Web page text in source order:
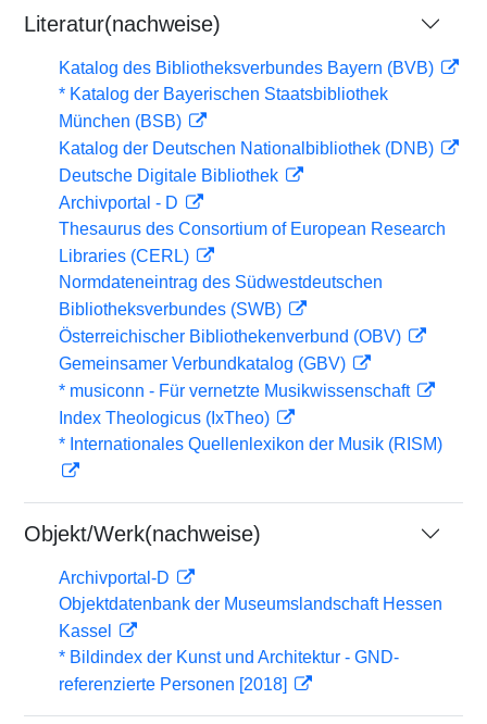
Literatur(nachweise)
Katalog des Bibliotheksverbundes Bayern (BVB)
* Katalog der Bayerischen Staatsbibliothek
München (BSB)
Katalog der Deutschen Nationalbibliothek (DNB)
Deutsche Digitale Bibliothek
Archivportal - D
Thesaurus des Consortium of European Research
Libraries (CERL)
Normdateneintrag des Südwestdeutschen
Bibliotheksverbundes (SWB)
Österreichischer Bibliothekenverbund (OBV)
Gemeinsamer Verbundkatalog (GBV)
* musiconn - Für vernetzte Musikwissenschaft
Index Theologicus (IxTheo)
* Internationales Quellenlexikon der Musik (RISM)
Objekt/Werk(nachweise)
Archivportal-D
Objektdatenbank der Museumslandschaft Hessen
Kassel
* Bildindex der Kunst und Architektur - GND-
referenzierte Personen [2018]